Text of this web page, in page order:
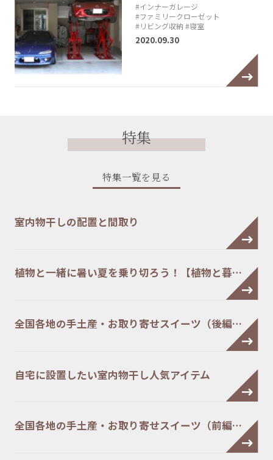
#インナーガレージ
#ファミリークローゼット
#リビング収納 #寝室
2020.09.30
特集
特集一覧を見る
室内物干しの配置と間取り
植物と一緒に暑い夏を乗り切ろう！【植物と暮…
全国各地の手土産・お取り寄せスイーツ（後編…
自宅に設置したい室内物干し人気アイテム
全国各地の手土産・お取り寄せスイーツ（前編…